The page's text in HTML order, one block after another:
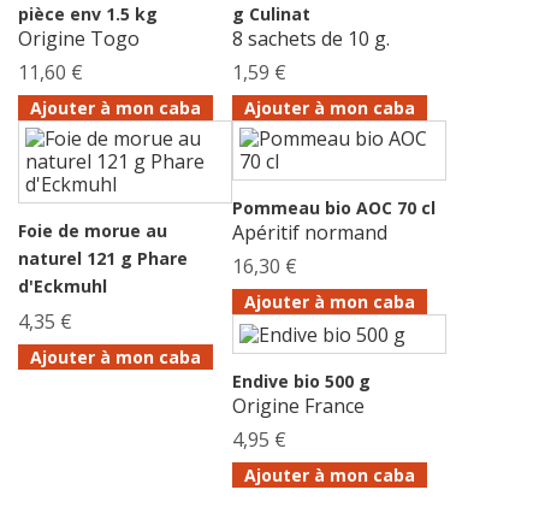
pièce env 1.5 kg
Origine Togo
11,60 €
Ajouter à mon caba
g Culinat
8 sachets de 10 g.
1,59 €
Ajouter à mon caba
Foie de morue au
naturel 121 g Phare
d'Eckmuhl
4,35 €
Ajouter à mon caba
Pommeau bio AOC 70 cl
Apéritif normand
16,30 €
Ajouter à mon caba
Endive bio 500 g
Origine France
4,95 €
Ajouter à mon caba